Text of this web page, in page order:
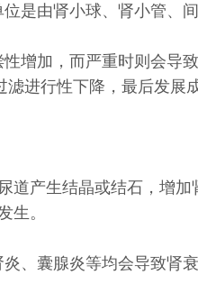
是由肾小球、肾小管、
增加，而严重时则会导
进行性下降，最后发展
产生结晶或结石，增加
生。
、囊腺炎等均会导致肾